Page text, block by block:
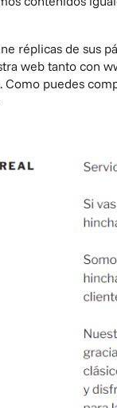
réplicas de sus
web tanto con
Como puedes